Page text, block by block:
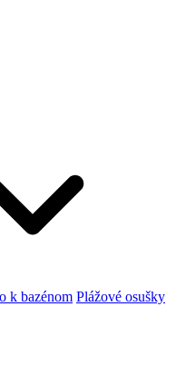
k bazénom Plážové osušky